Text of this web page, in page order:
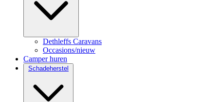
Dethleffs Caravans
Occasions/nieuw
Camper huren
Schadeherstel